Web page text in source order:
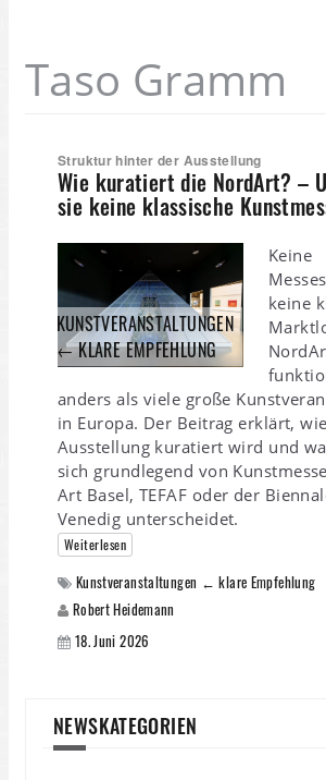
Taso Gramm
Struktur hinter der Ausstellung
Wie kuratiert die NordArt? –
sie keine klassische
KUNSTVERANSTALTUNGEN
← KLARE EMPFEHLUNG
Keine
keine
anders als viele große
in Europa. Der Beitrag erklärt,
Ausstellung kuratiert wird und
sich grundlegend von
Art Basel, TEFAF oder der
Venedig unterscheidet.
Weiterlesen
Kunstveranstaltungen ← klare Empfehlung
Robert Heidemann
18. Juni 2026
NEWSKATEGORIEN